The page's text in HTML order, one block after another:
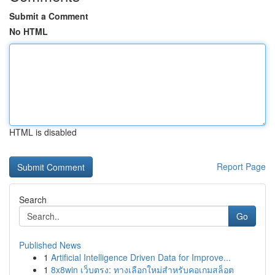
Submit a Comment
No HTML
HTML is disabled
Report Page
Search
Go
Published News
1 Artificial Intelligence Driven Data for Improve...
1 8x8win เว็บตรง: ทางเลือกใหม่สำหรับคอเกมสล็อต